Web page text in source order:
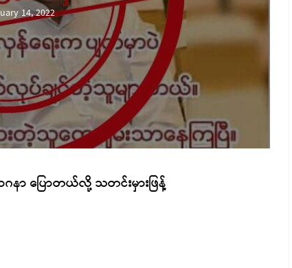
14, 2022
နာ ပြောတယ်လို့ သတင်းမှားဖြန့်